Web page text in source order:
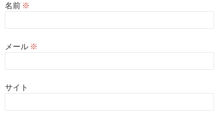
名前 ※
メール ※
サイト